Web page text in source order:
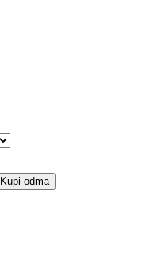
Kupi odma